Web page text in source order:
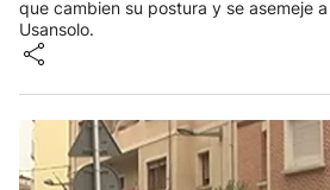
que cambien su postura y se asemeje
Usansolo.